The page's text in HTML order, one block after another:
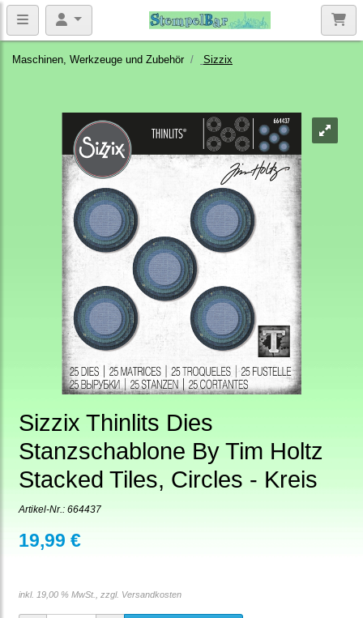
Maschinen, Werkzeuge und Zubehör Sizzix
Sizzix Thinlits Dies
Stanzschablone By Tim Holtz
Stacked Tiles, Circles - Kreis
Artikel-Nr.: 664437
19,99 €
inkl. 19,00 % MwSt., zzgl. Versandkosten